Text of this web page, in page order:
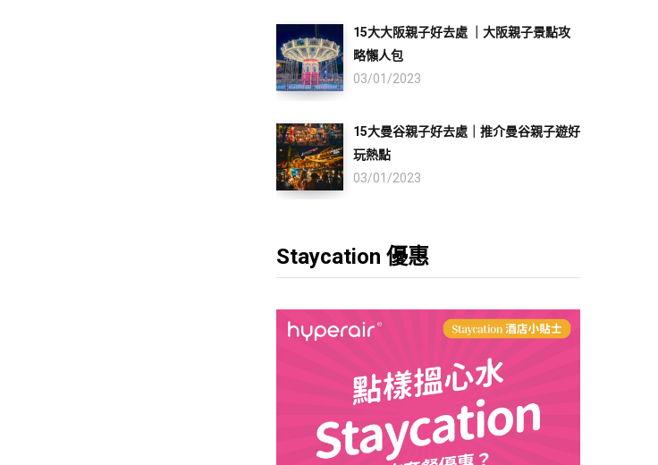
15大大阪親子好去處 ｜大阪親子景點攻
略懶人包
03/01/2023
15大曼谷親子好去處｜推介曼谷親子遊好
玩熱點
03/01/2023
Staycation 優惠